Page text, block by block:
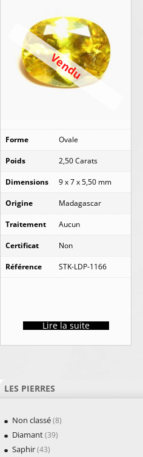
Vendu
Forme Ovale
Poids 2,50 Carats
Dimensions 9 x 7 x 5,50 mm
Origine Madagascar
Traitement Aucun
Certificat Non
Référence STK-LDP-1166
Lire la suite
LES PIERRES
Non classé(8)
Diamant(39)
Saphir(43)